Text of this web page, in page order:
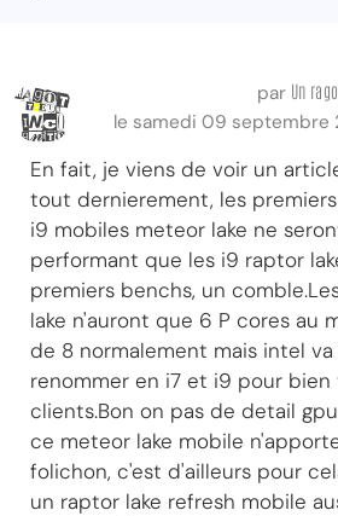
par Un
le samedi 09 septembre
En fait, je viens de voir un
tout dernierement, les
i9 mobiles meteor lake ne
performant que les i9 raptor
premiers benchs, un
lake n'auront que 6 P cores au
de 8 normalement mais intel
renommer en i7 et i9 pour
clients.Bon on pas de detail
ce meteor lake mobile
folichon, c'est d'ailleurs pour
un raptor lake refresh mobile